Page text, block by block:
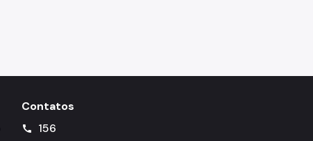
Contatos
call 156